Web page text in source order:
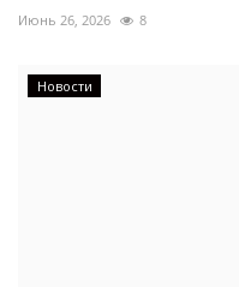
Июнь 26, 2026 8
Новости